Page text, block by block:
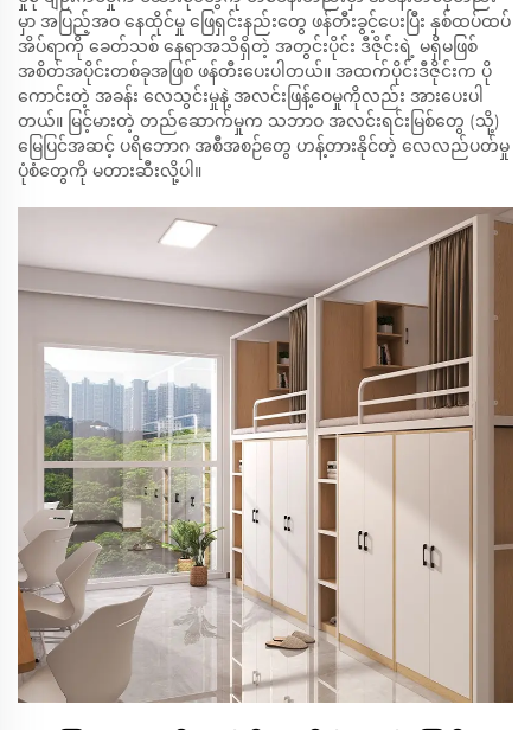
မှာ အပြည့်အဝ နေထိုင်မှု ဖြေရှင်းနည်းတွေ ဖန်တီးခွင့်ပေးပြီး နှစ်ထပ်ထပ်
အိပ်ရာကို ခေတ်သစ် နေရာအသိရှိတဲ့ အတွင်းပိုင်း ဒီဇိုင်းရဲ့ မရှိမဖြစ်
အစိတ်အပိုင်းတစ်ခုအဖြစ် ဖန်တီးပေးပါတယ်။ အထက်ပိုင်းဒီဇိုင်းက ပို
ကောင်းတဲ့ အခန်း လေသွင်းမှုနဲ့ အလင်းဖြန့်ဝေမှုကိုလည်း အားပေးပါ
တယ်။ မြင့်မားတဲ့ တည်ဆောက်မှုက သဘာဝ အလင်းရင်းမြစ်တွေ (သို့)
မြေပြင်အဆင့် ပရိဘောဂ အစီအစဉ်တွေ ဟန့်တားနိုင်တဲ့ လေလည်ပတ်မှု
ပုံစံတွေကို မတားဆီးလို့ပါ။